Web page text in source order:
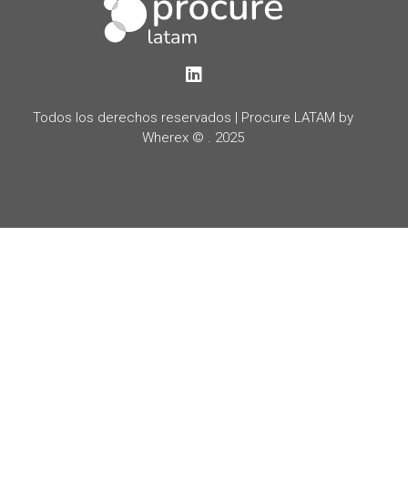
LinkedIn
Todos los derechos reservados | Procure LATAM by
Wherex © . 2025